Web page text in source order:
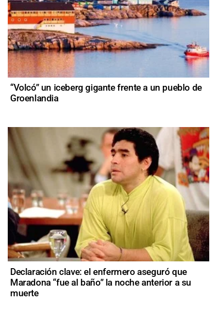
“Volcó” un iceberg gigante frente a un pueblo de
Groenlandia
Declaración clave: el enfermero aseguró que
Maradona “fue al baño” la noche anterior a su
muerte